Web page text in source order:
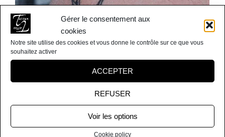
Gérer le consentement aux
cookies
Notre site utilise des cookies et vous donne le contrôle sur ce que vous
souhaitez activer
ACCEPTER
REFUSER
Voir les options
Cookie policy